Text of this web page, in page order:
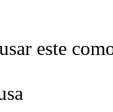
este